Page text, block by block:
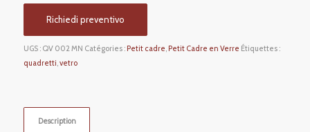
Richiedi preventivo
UGS : QV 002 MN Catégories : Petit cadre Petit Cadre en Verre Étiquettes :
quadretti vetro
Description